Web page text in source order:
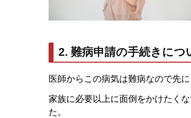
2. 難病申請の手続きにつ
医師からこの病気は難病なので先
家族に必要以上に面倒をかけたく
た。